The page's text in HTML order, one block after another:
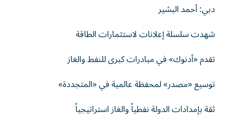
دبي: أحمد البشير
شهدت سلسلة إعلانات لاستثمارات الطاقة
تقدم «أدنوك» في مبادرات كبرى للنفط والغاز
توسيع «مصدر» لمحفظة عالمية في «المتجددة»
ثقة بإمدادات الدولة نفطياً والغاز استراتيجياً